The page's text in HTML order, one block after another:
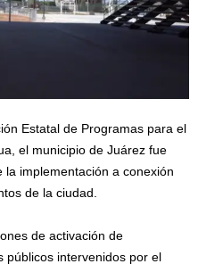
Estatal de Programas para el
el municipio de Juárez fue
implementación a conexión
de la ciudad.
de activación de
públicos intervenidos por el